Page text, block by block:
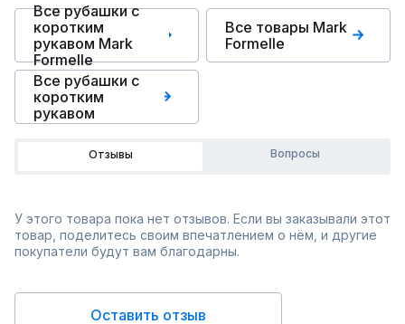
Все рубашки с
коротким
рукавом Mark
Formelle
Все товары Mark
Formelle
Все рубашки с
коротким
рукавом
Отзывы Вопросы
У этого товара пока нет отзывов. Если вы заказывали этот
товар, поделитесь своим впечатлением о нём, и другие
покупатели будут вам благодарны.
Оставить отзыв